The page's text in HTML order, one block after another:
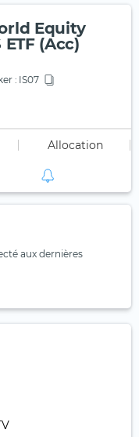
Equity
(Acc)
: IS07
Allocation
aux dernières